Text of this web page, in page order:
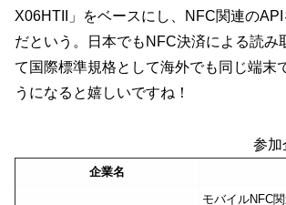
X06HTII」をベースにし、NFC関連の
だという。日本でもNFC決済による読み
て国際標準規格として海外でも同じ端末
うになると嬉しいですね！
参加
企業名
モバイルNFC